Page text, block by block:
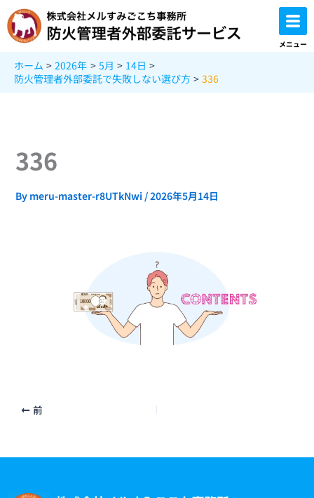
容
を
メニュー
ホーム 2026年 5月
14日
防火管理者外部委託で失敗しない選び方
336
336
By meru-master-r8UTkNwi /2026年5月14日
前